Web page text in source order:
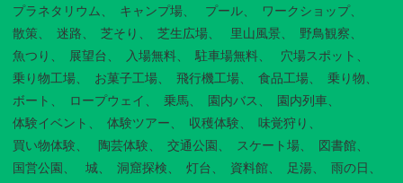
プラネタリウム
キャンプ場 プール
ワークショップ
散策
迷路 芝そり 芝生広場 里山風景
野鳥観察
魚つり
展望台 入場無料 駐車場無料
穴場スポット
乗り物工場
お菓子工場 飛行機工場 食品工場
乗り物
ボート
ロープウェイ 乗馬 園内バス
園内列車
体験イベント
体験ツアー 収穫体験
味覚狩り
買い物体験
陶芸体験 交通公園 スケート場
図書館
国営公園
城 洞窟探検 灯台 資料館 足湯 雨の日